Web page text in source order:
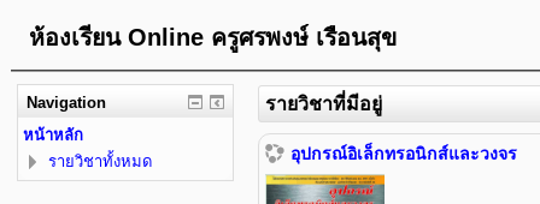
ห้องเรียน Online ครูศรพงษ์ เรือนสุข
รายวิชาที่มีอยู่
อุปกรณ์อิเล็กทรอนิกส์และวงจร
Navigation
หน้าหลัก
รายวิชาทั้งหมด